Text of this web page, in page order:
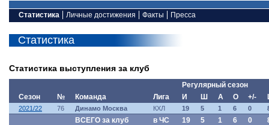
Статистика
Статистика
Статистика выступления за клуб
Регулярный сезон
Сезон
№ Команда Лига И Ш А О +/-
2021/22 76 Динамо Москва КХЛ 19 5 1 6 0
ВСЕГО за клуб в ЧС 19 5 1 6 0
Личные достижения Факты Пресса